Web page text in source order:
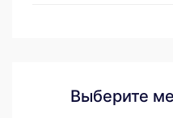
Выберите